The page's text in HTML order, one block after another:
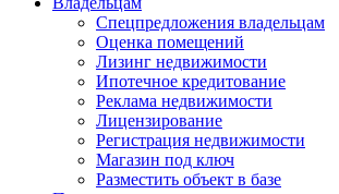
Спецпредложения владельцам
Оценка помещений
Лизинг недвижимости
Ипотечное кредитование
Реклама недвижимости
Лицензирование
Регистрация недвижимости
Магазин под ключ
Разместить объект в базе